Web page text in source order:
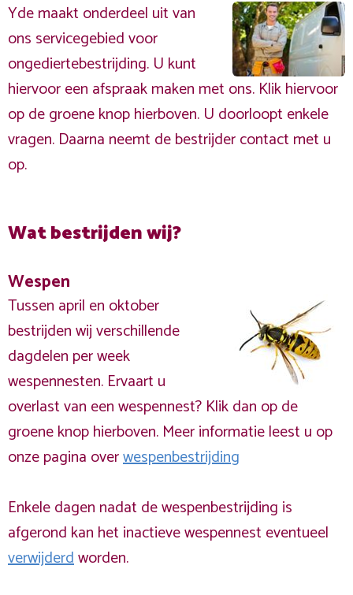
Yde maakt onderdeel uit van
ons servicegebied voor
ongediertebestrijding. U kunt
hiervoor een afspraak maken met ons. Klik hiervoor
op de groene knop hierboven. U doorloopt enkele
vragen. Daarna neemt de bestrijder contact met u
op.
Wat bestrijden wij?
Wespen
Tussen april en oktober
bestrijden wij verschillende
dagdelen per week
wespennesten. Ervaart u
overlast van een wespennest? Klik dan op de
groene knop hierboven. Meer informatie leest u op
onze pagina overwespenbestrijding
Enkele dagen nadat de wespenbestrijding is
afgerond kan het inactieve wespennest eventueel
verwijderdworden.